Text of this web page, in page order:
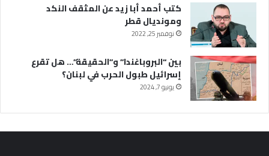
كتب أحمد أبا زيد عن المثقف النكد
ومونديال قطر
نوفمبر 25, 2022
بين “البروباغندا” و”الحقيقة”… هل تقرع
إسرائيل طبول الحرب في لبنان؟
يونيو 7, 2024